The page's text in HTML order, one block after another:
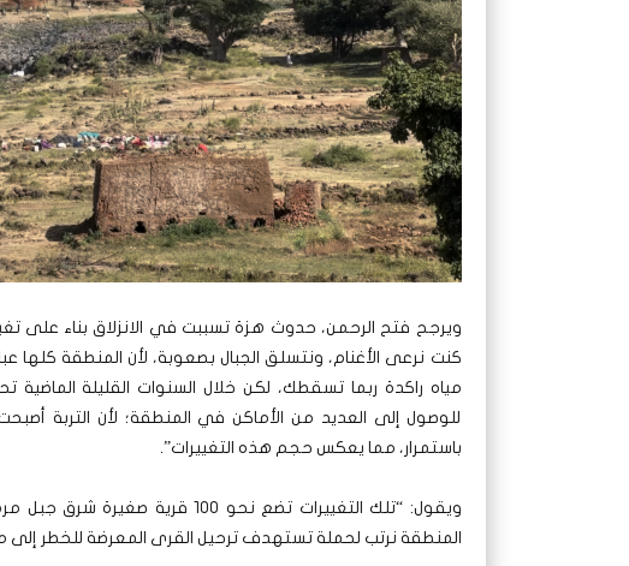
ويرجح فتح الرحمن، حدوث هزة تسببت في الانزلاق بناء على
كنت نرعى الأغنام، ونتسلق الجبال بصعوبة، لأن المنطقة
مياه راكدة ربما تسقطك، لكن خلال السنوات القليلة
للوصول إلى العديد من الأماكن في المنطقة؛ لأن التربة
باستمرار، مما يعكس حجم هذه التغييرات”.
ويقول: “تلك التغييرات تضع نحو
المنطقة نرتب لحملة تستهدف ترحيل القرى المعرضة للخطر